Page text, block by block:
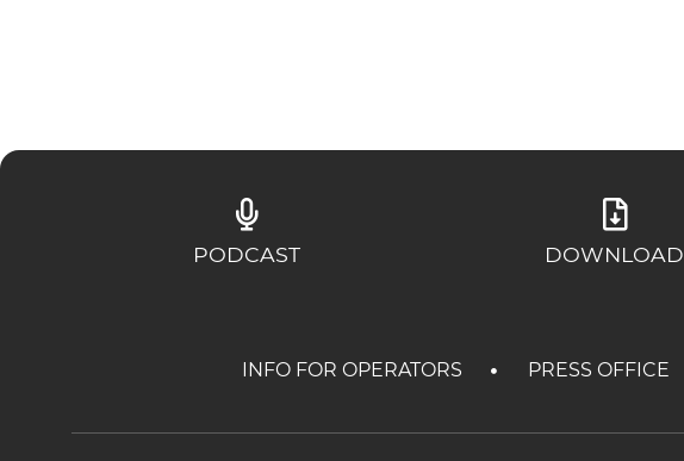
PODCAST DOWNLOAD
INFO FOR OPERATORS PRESS OFFICE